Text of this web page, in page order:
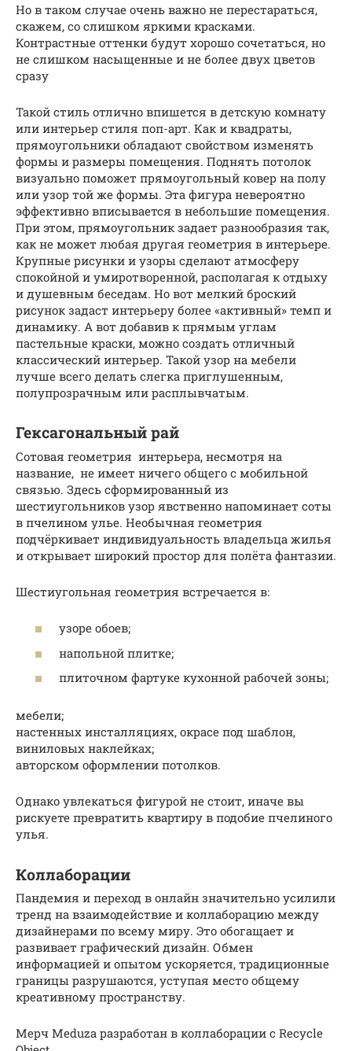
Но в таком случае очень важно не перестараться,
скажем, со слишком яркими красками.
Контрастные оттенки будут хорошо сочетаться, но
не слишком насыщенные и не более двух цветов
сразу
Такой стиль отлично впишется в детскую комнату
или интерьер стиля поп-арт. Как и квадраты,
прямоугольники обладают свойством изменять
формы и размеры помещения. Поднять потолок
визуально поможет прямоугольный ковер на полу
или узор той же формы. Эта фигура невероятно
эффективно вписывается в небольшие помещения.
При этом, прямоугольник задает разнообразия так,
как не может любая другая геометрия в интерьере.
Крупные рисунки и узоры сделают атмосферу
спокойной и умиротворенной, располагая к отдыху
и душевным беседам. Но вот мелкий броский
рисунок задаст интерьеру более «активный» темп и
динамику. А вот добавив к прямым углам
пастельные краски, можно создать отличный
классический интерьер. Такой узор на мебели
лучше всего делать слегка приглушенным,
полупрозрачным или расплывчатым.
Гексагональный рай
Сотовая геометрия интерьера, несмотря на
название, не имеет ничего общего с мобильной
связью. Здесь сформированный из
шестиугольников узор явственно напоминает соты
в пчелином улье. Необычная геометрия
подчёркивает индивидуальность владельца жилья
и открывает широкий простор для полёта фантазии.
Шестиугольная геометрия встречается в:
узоре обоев;
напольной плитке;
плиточном фартуке кухонной рабочей зоны;
мебели;
настенных инсталляциях, окрасе под шаблон,
виниловых наклейках;
авторском оформлении потолков.
Однако увлекаться фигурой не стоит, иначе вы
рискуете превратить квартиру в подобие пчелиного
улья.
Коллаборации
Пандемия и переход в онлайн значительно усилили
тренд на взаимодействие и коллаборацию между
дизайнерами по всему миру. Это обогащает и
развивает графический дизайн. Обмен
информацией и опытом ускоряется, традиционные
границы разрушаются, уступая место общему
креативному пространству.
Мерч Meduza разработан в коллаборации с Recycle